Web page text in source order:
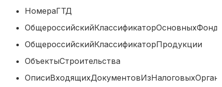
НомераГТД
ОбъектыСтроительства